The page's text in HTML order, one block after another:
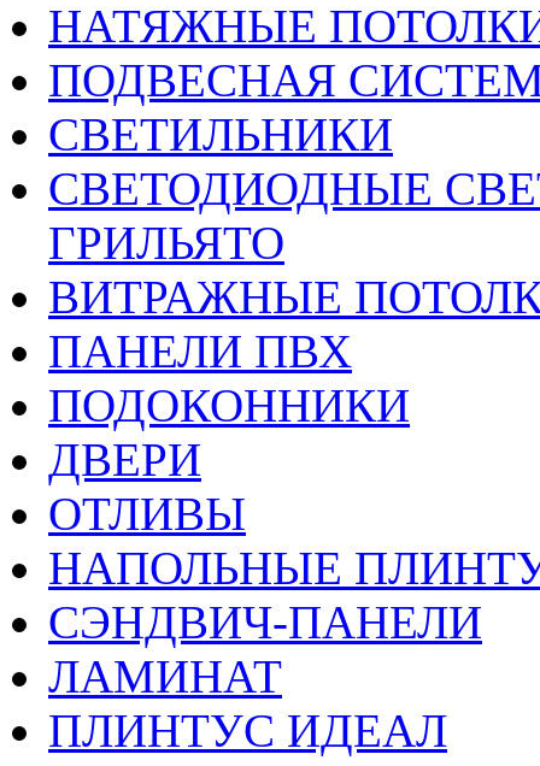
НАТЯЖНЫЕ
ПОДВЕСНАЯ
СВЕТИЛЬНИКИ
CВЕТОДИОДНЫЕ
ГРИЛЬЯТО
ВИТРАЖНЫЕ
ПАНЕЛИ ПВХ
ПОДОКОННИКИ
ДВЕРИ
ОТЛИВЫ
НАПОЛЬНЫЕ
СЭНДВИЧ-ПАНЕЛИ
ЛАМИНАТ
ПЛИНТУС ИДЕАЛ